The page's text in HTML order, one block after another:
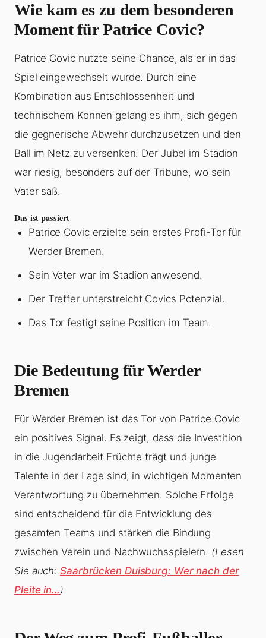
Wie kam es zu dem besonderen
Moment für Patrice Covic?
Patrice Covic nutzte seine Chance, als er in das
Spiel eingewechselt wurde. Durch eine
Kombination aus Entschlossenheit und
technischem Können gelang es ihm, sich gegen
die gegnerische Abwehr durchzusetzen und den
Ball im Netz zu versenken. Der Jubel im Stadion
war riesig, besonders auf der Tribüne, wo sein
Vater saß.
Das ist passiert
Patrice Covic erzielte sein erstes Profi-Tor für
Werder Bremen.
Sein Vater war im Stadion anwesend.
Der Treffer unterstreicht Covics Potenzial.
Das Tor festigt seine Position im Team.
Die Bedeutung für Werder
Bremen
Für Werder Bremen ist das Tor von Patrice Covic
ein positives Signal. Es zeigt, dass die Investition
in die Jugendarbeit Früchte trägt und junge
Talente in der Lage sind, in wichtigen Momenten
Verantwortung zu übernehmen. Solche Erfolge
sind entscheidend für die Entwicklung des
gesamten Teams und stärken die Bindung
zwischen Verein und Nachwuchsspielern. (Lesen
Sie auch:Saarbrücken Duisburg: Wer nach der
Pleite in…)